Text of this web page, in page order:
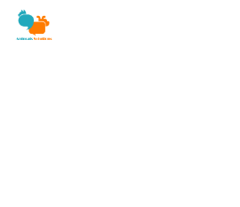
Se rendre au contenu